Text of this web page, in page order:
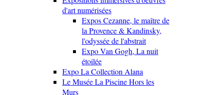
d'art numérisées
Expos Cezanne, le maître de
la Provence & Kandinsky,
l'odyssée de l'abstrait
Expo Van Gogh, La nuit
étoilée
Expo La Collection Alana
Le Musée La Piscine Hors les
Murs